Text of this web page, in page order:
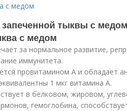
с медом
тыквы с
с медом
за нормальное развитие,
иммунитета.
провитамином А и обладает
1 мкг витамина А.
в белковом, жировом,
гемоглобина,